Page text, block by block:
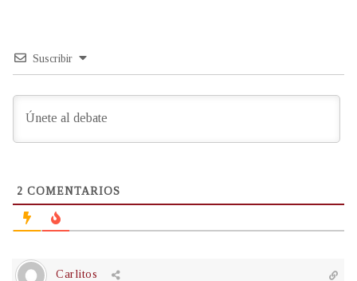
Suscribir
2 COMENTARIOS
Carlitos